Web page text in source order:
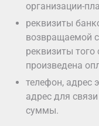
организации-
реквизиты
возвращаемой
реквизиты того
произведена
телефон, адрес
адрес для
суммы.